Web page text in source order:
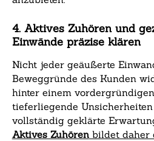
4. Aktives Zuhören und
Einwände präzise klären
Nicht jeder geäußerte
Beweggründe des Kunden
hinter einem
tieferliegende
vollständig geklärte
Aktives Zuhörenbildet daher